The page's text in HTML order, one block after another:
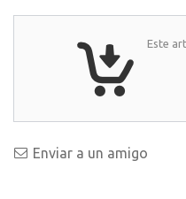
Este
Enviar a un amigo